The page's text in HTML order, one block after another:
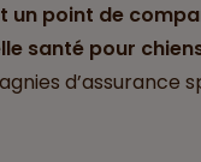
un point de
santé pour
d’assurance